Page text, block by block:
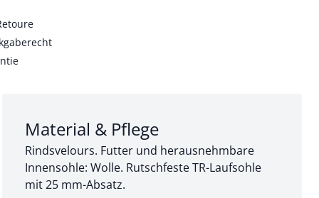
Abschnitt 3 von 3:
Material & Pflege
Rindsvelours. Futter und herausnehmbare
Innensohle: Wolle. Rutschfeste TR-Laufsohle
mit 25 mm-Absatz.